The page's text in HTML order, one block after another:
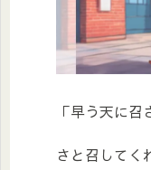
「早う天に
さと召してく